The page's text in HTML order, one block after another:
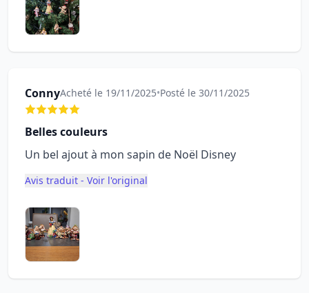
ConnyAcheté le 19/11/2025•Posté le 30/11/2025
Belles couleurs
Un bel ajout à mon sapin de Noël Disney
Avis traduit - Voir l'original